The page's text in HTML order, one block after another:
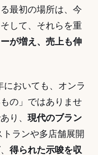
最初の場所は、今
して、それらを重
が増え、売上も伸
おいても、オンラ
の」ではありませ
り、 現代のブラン
トランや多店舗展開
得られた示唆を収